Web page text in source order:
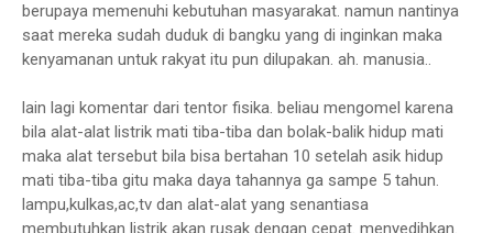
berupaya memenuhi kebutuhan masyarakat. namun nantinya
saat mereka sudah duduk di bangku yang di inginkan maka
kenyamanan untuk rakyat itu pun dilupakan. ah. manusia..
lain lagi komentar dari tentor fisika. beliau mengomel karena
bila alat-alat listrik mati tiba-tiba dan bolak-balik hidup mati
maka alat tersebut bila bisa bertahan 10 setelah asik hidup
mati tiba-tiba gitu maka daya tahannya ga sampe 5 tahun.
lampu,kulkas,ac,tv dan alat-alat yang senantiasa
membutuhkan listrik akan rusak dengan cepat. menyedihkan.